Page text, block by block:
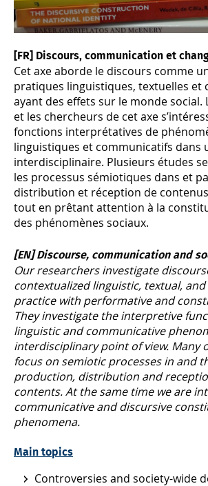
[FR] Discours, communication et
Cet axe aborde le discours comme
pratiques linguistiques, textuelles et
ayant des effets sur le monde social.
et les chercheurs de cet axe
fonctions interprétatives de
linguistiques et communicatifs dans
interdisciplinaire. Plusieurs études
les processus sémiotiques dans et
distribution et réception de
tout en prêtant attention à la
des phénomènes sociaux.
[EN] Discourse, communication and
Our researchers investigate
contextualized linguistic, textual,
practice with performative and
They investigate the interpretive
linguistic and communicative
interdisciplinary point of view. Many
focus on semiotic processes in and
production, distribution and
contents. At the same time we are
communicative and discursive
phenomena.
Main topics
Controversies and society-wide